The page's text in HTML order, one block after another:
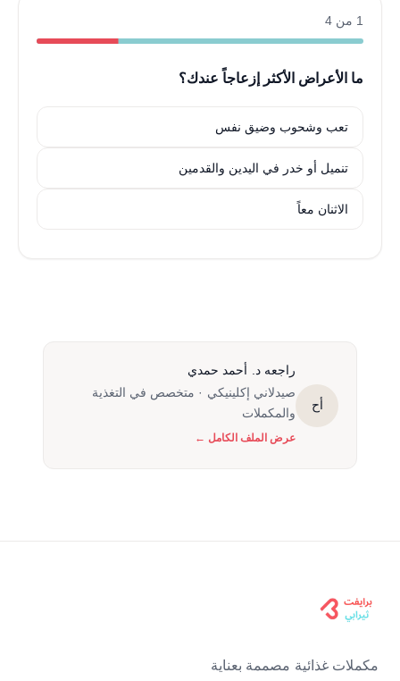
1 من 4
ما الأعراض الأكثر إزعاجاً عندك؟
تعب وشحوب وضيق نفس
تنميل أو خدر في اليدين والقدمين
الاثنان معاً
أح
راجعه د. أحمد حمدي
صيدلاني إكلينيكي · متخصص في التغذية
والمكملات
عرض الملف الكامل ←
مكملات غذائية مصممة بعناية